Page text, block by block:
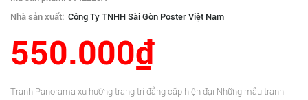
Nhà sản xuất: Công Ty TNHH Sài Gòn Poster Việt Nam
550.000₫
Tranh Panorama xu hướng trang trí đẳng cấp hiện đại Những mẫu tranh